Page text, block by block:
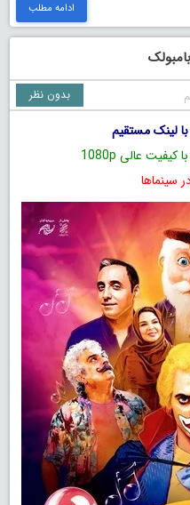
ادامه مطلب
بدون نظر
با لینک مستقیم
با کیفیت عالی 1080p
سینماها